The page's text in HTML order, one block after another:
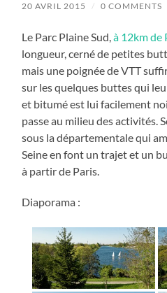
20 AVRIL 2015 / 0 COMMENTS
Le Parc Plaine Sud,à 12km de
longueur, cerné de petites
mais une poignée de VTT
sur les quelques buttes qui
et bitumé est lui facilement
passe au milieu des activités.
sous la départementale qui
Seine en font un trajet et un
à partir de Paris.
Diaporama :